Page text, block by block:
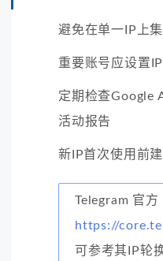
避免在单一IP上
重要账号应设置
定期检查Google
活动报告
新IP首次使用前
Telegram 官方
https://
可参考其IP轮